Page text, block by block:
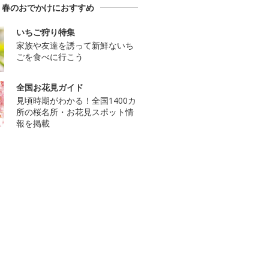
春のおでかけにおすすめ
いちご狩り特集
家族や友達を誘って新鮮ないち
ごを食べに行こう
全国お花見ガイド
見頃時期がわかる！全国1400カ
所の桜名所・お花見スポット情
報を掲載